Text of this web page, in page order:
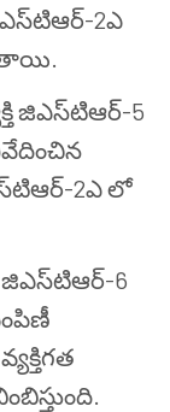
2ఎ
జిఎస్‌టి‌ఆర్-5
2ఎ లో
జిఎస్‌టి‌ఆర్-6